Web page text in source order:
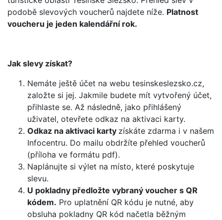
podobě slevových voucherů najdete níže. Platnost
voucheru je jeden kalendářní rok.
Jak slevy získat?
Nemáte ještě účet na webu tesinskeslezsko.cz,
založte si jej. Jakmile budete mít vytvořený účet,
přihlaste se. Až následně, jako přihlášený
uživatel, otevřete odkaz na aktivaci karty.
Odkaz na aktivaci karty získáte zdarma i v našem
Infocentru. Do mailu obdržíte přehled voucherů
(příloha ve formátu pdf).
Naplánujte si výlet na místo, které poskytuje
slevu.
U pokladny předložte vybraný voucher s QR
kódem. Pro uplatnění QR kódu je nutné, aby
obsluha pokladny QR kód načetla běžným